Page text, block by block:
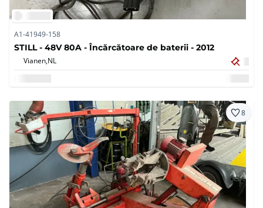
A1-41949-158
STILL - 48V 80A - Încărcătoare de baterii - 2012
Vianen,NL
8